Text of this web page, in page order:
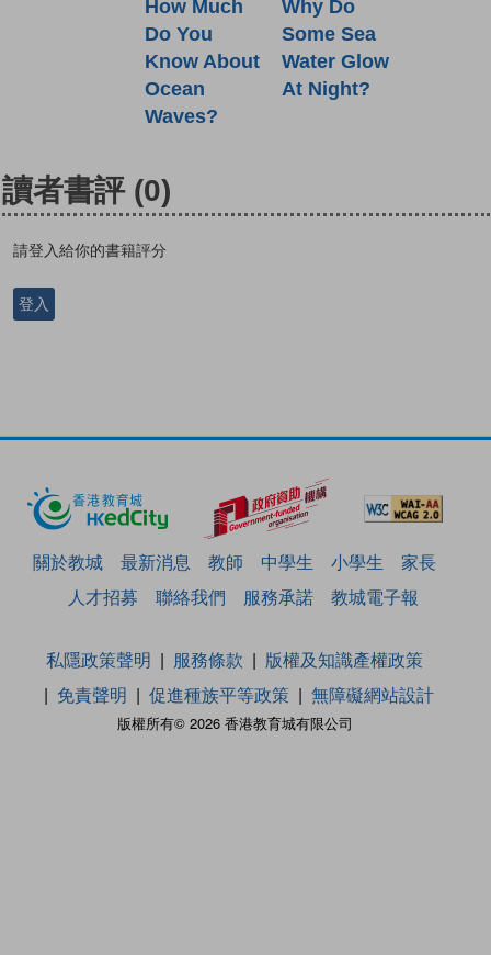
How Much
Do You
Know About
Ocean
Waves?
Why Do
Some Sea
Water Glow
At Night?
讀者書評 (0)
請登入給你的書籍評分
登入
關於教城 最新消息 教師 中學生 小學生
家長
人才招募
聯絡我們 服務承諾 教城電子報
版權所有© 2026 香港教育城有限公司
私隱政策聲明 服務條款
版權及知識產權政策
免責聲明
促進種族平等政策 無障礙網站設計